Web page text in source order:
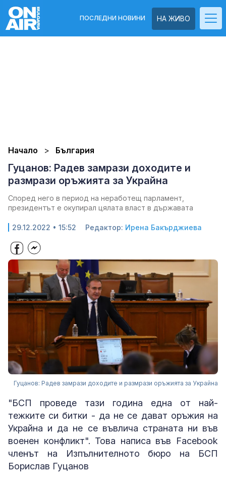
НА ЖИВО
ПОСЛЕДНИ НОВИНИ
Начало България
Гуцанов: Радев замрази доходите и
размрази оръжията за Украйна
Според него в период на неработещ парламент,
президентът е окупирал цялата власт в държавата
29.12.2022 • 15:52 Редактор: Ирена Бакърджиева
Гуцанов: Радев замрази доходите и размрази оръжията за Украйна
"БСП проведе тази година една от най-
тежките си битки - да не се дават оръжия на
Украйна и да не се въвлича страната ни във
военен конфликт". Това написа във Facebook
членът на Изпълнителното бюро на БСП
Борислав Гуцанов